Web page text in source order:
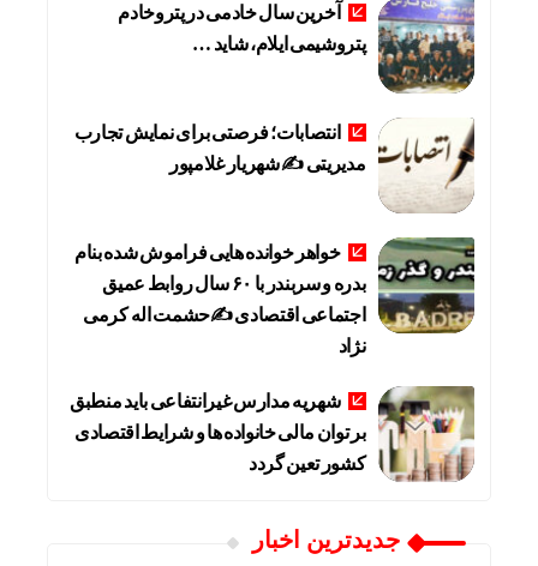
آخرین سال خادمی در پتروخادم
پتروشیمی ایلام، شاید …
انتصابات؛ فرصتی برای نمایش تجارب
مدیریتی ✍ شهریار غلامپور
خواهر خوانده هایی فراموش شده بنام
بدره و سربندر با ۶۰ سال روابط عمیق
اجتماعی اقتصادی ✍حشمت اله کرمی
نژاد
شهریه مدارس غیرانتفاعی باید منطبق
بر توان مالی خانواده ها و شرایط اقتصادی
کشور تعین گردد
جديدترين اخبار